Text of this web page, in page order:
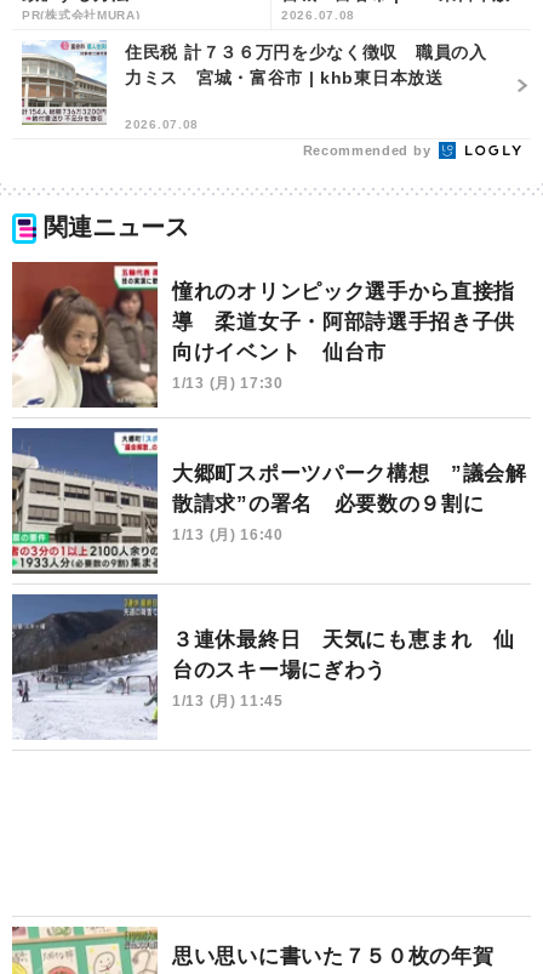
PR(株式会社MURA)
送
2026.07.08
住民税 計７３６万円を少なく徴収 職員の入
力ミス 宮城・富谷市 | khb東日本放送
2026.07.08
Recommended by
関連ニュース
憧れのオリンピック選手から直接指
導 柔道女子・阿部詩選手招き子供
向けイベント 仙台市
1/13 (月) 17:30
大郷町スポーツパーク構想 ”議会解
散請求”の署名 必要数の９割に
1/13 (月) 16:40
３連休最終日 天気にも恵まれ 仙
台のスキー場にぎわう
1/13 (月) 11:45
思い思いに書いた７５０枚の年賀